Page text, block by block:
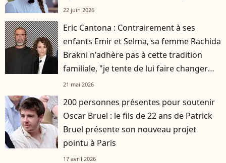
22 juin 2026
Eric Cantona : Contrairement à ses
enfants Emir et Selma, sa femme Rachida
Brakni n'adhère pas à cette tradition
familiale, "je tente de lui faire changer
d'avis"
21 mai 2026
200 personnes présentes pour soutenir
Oscar Bruel : le fils de 22 ans de Patrick
Bruel présente son nouveau projet
pointu à Paris
17 avril 2026